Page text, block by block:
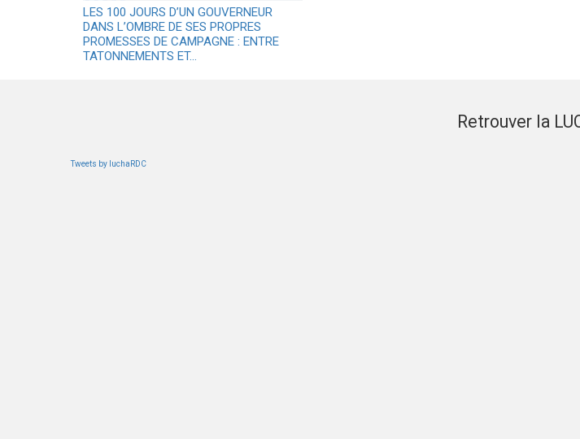
LES 100 JOURS D’UN GOUVERNEUR
DANS L’OMBRE DE SES PROPRES
PROMESSES DE CAMPAGNE : ENTRE
TATONNEMENTS ET…
Retrouver la
Tweets by luchaRDC